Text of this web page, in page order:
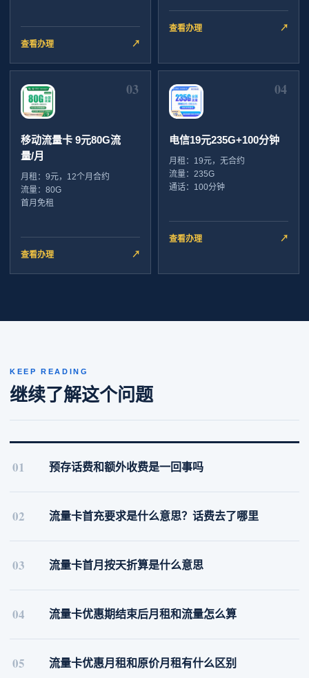
查看办理 ↗
查看办理 ↗
03
移动流量卡 9元80G流
量/月
月租：9元，12个月合约
流量：80G
首月免租
查看办理 ↗
04
电信19元235G+100分钟
月租：19元，无合约
流量：235G
通话：100分钟
查看办理 ↗
KEEP READING
继续了解这个问题
01 预存话费和额外收费是一回事吗
02 流量卡首充要求是什么意思？话费去了哪里
03 流量卡首月按天折算是什么意思
04 流量卡优惠期结束后月租和流量怎么算
05 流量卡优惠月租和原价月租有什么区别